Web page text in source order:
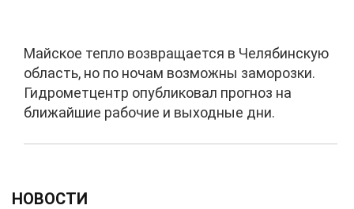
Майское тепло возвращается в Челябинскую
область, но по ночам возможны заморозки.
Гидрометцентр опубликовал прогноз на
ближайшие рабочие и выходные дни.
НОВОСТИ